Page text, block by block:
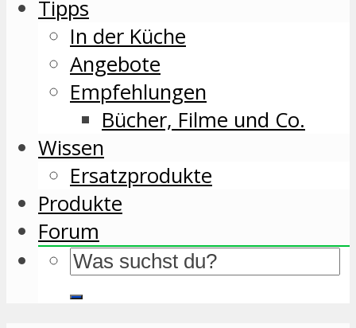
Tipps
In der Küche
Angebote
Empfehlungen
Bücher, Filme und Co.
Wissen
Ersatzprodukte
Produkte
Forum